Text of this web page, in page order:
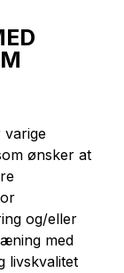
varige
ønsker at
og/eller
med
livskvalitet